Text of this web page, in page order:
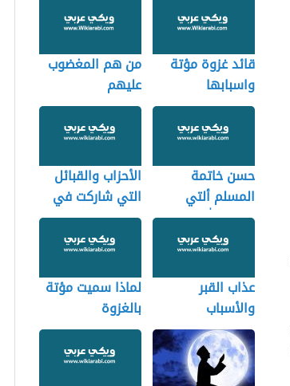
قائد غزوة مؤتة
واسبابها
من هم المغضوب
عليهم
حسن خاتمة
المسلم ألتي
يحبها الله
ويرضاها
الأحزاب والقبائل
التي شاركت في
الخندق
عذاب القبر
والأسباب
المقتضية
والمنجية
لماذا سميت مؤتة
بالغزوة